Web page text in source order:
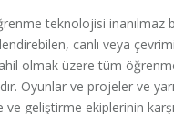
teknolojisi inanılmaz
canlı veya
olmak üzere tüm
Oyunlar ve projeler ve
ve geliştirme ekiplerinin